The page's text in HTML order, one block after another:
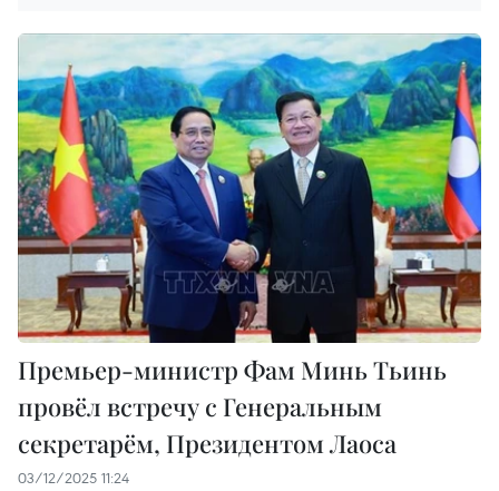
Премьер-министр Фам Минь Тьинь
провёл встречу с Генеральным
секретарём, Президентом Лаоса
03/12/2025 11:24